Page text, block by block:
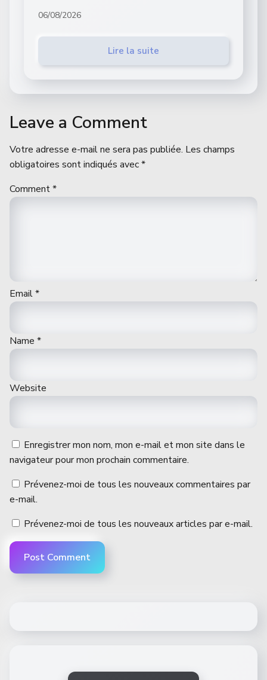
06/08/2026
Lire la suite
Leave a Comment
Votre adresse e-mail ne sera pas publiée. Les champs
obligatoires sont indiqués avec*
Comment*
Email*
Name *
Website
Enregistrer mon nom, mon e-mail et mon site dans le
navigateur pour mon prochain commentaire.
Prévenez-moi de tous les nouveaux commentaires par
e-mail.
Prévenez-moi de tous les nouveaux articles par e-mail.